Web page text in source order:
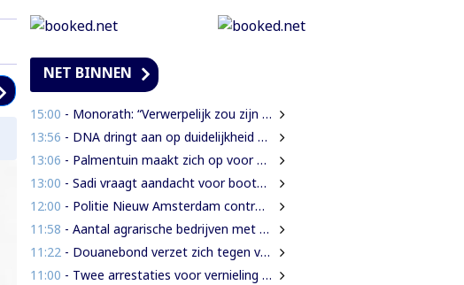
NET BINNEN
15:00 - Monorath: “Verwerpelijk zou zijn wanneer we de dingen zouden bedekken met de mantel der liefde”
13:56 - DNA dringt aan op duidelijkheid over oorzaak massale vissterfte
13:06 - Palmentuin maakt zich op voor kleurrijke viering Dag der Inheemsen
13:00 - Sadi vraagt aandacht voor boothouders en overbelasting Wijdenboschbrug
12:00 - Politie Nieuw Amsterdam controleert vissersvaartuigen op de rivier
11:58 - Aantal agrarische bedrijven met 41 procent gegroeid
11:22 - Douanebond verzet zich tegen verlies ambtenarenstatus bij wijziging Wet Belastingdienst
11:00 - Twee arrestaties voor vernieling glasvezelkabels Telesur; maskers en kabelknipper gevonden